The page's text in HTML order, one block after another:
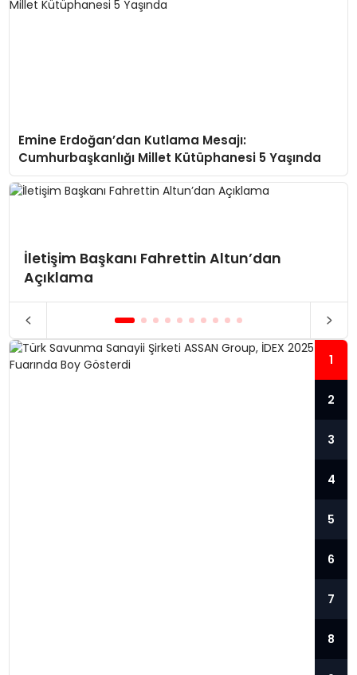
Emine Erdoğan’dan Kutlama Mesajı:
Cumhurbaşkanlığı Millet Kütüphanesi 5 Yaşında
İletişim Başkanı Fahrettin Altun’dan
Açıklama
1
2
3
4
5
6
7
8